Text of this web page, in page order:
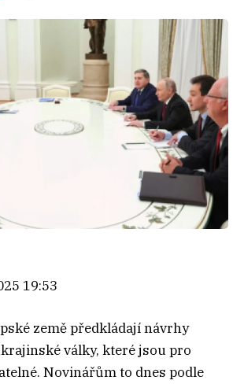
19:53
země předkládají návrhy
války, které jsou pro
Novinářům to dnes podle